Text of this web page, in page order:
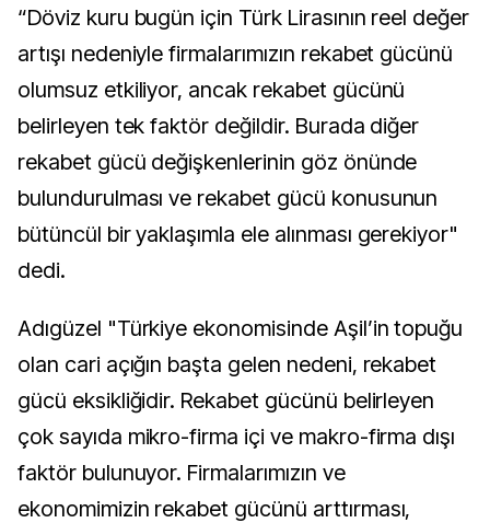
“Döviz kuru bugün için Türk Lirasının reel değer
artışı nedeniyle firmalarımızın rekabet gücünü
olumsuz etkiliyor, ancak rekabet gücünü
belirleyen tek faktör değildir. Burada diğer
rekabet gücü değişkenlerinin göz önünde
bulundurulması ve rekabet gücü konusunun
bütüncül bir yaklaşımla ele alınması gerekiyor"
dedi.
Adıgüzel "Türkiye ekonomisinde Aşil’in topuğu
olan cari açığın başta gelen nedeni, rekabet
gücü eksikliğidir. Rekabet gücünü belirleyen
çok sayıda mikro-firma içi ve makro-firma dışı
faktör bulunuyor. Firmalarımızın ve
ekonomimizin rekabet gücünü arttırması,